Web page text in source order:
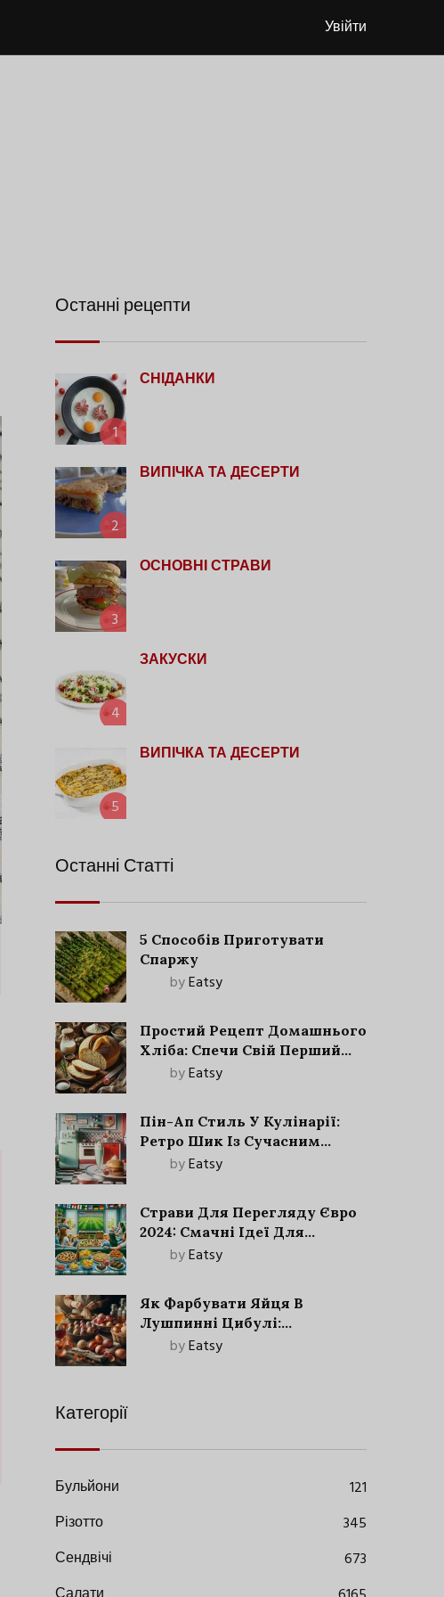
Увійти
Останні рецепти
1
СНІДАНКИ
2
ВИПІЧКА ТА ДЕСЕРТИ
3
ОСНОВНІ СТРАВИ
4
ЗАКУСКИ
5
ВИПІЧКА ТА ДЕСЕРТИ
Останні Статті
5 Способів Приготувати
Спаржу
byEatsy
Простий Рецепт Домашнього
Хліба: Спечи Свій Перший
Запашний Хліб!
byEatsy
Пін-Ап Стиль У Кулінарії:
Ретро Шик Із Сучасним
Акцентом
byEatsy
Страви Для Перегляду Євро
2024: Смачні Ідеї Для
Футбольного Свята
byEatsy
Як Фарбувати Яйця В
Лушпинні Цибулі:
Старовинний Метод З
byEatsy
Категорії
Бульйони
121
Різотто
345
Сендвічі
673